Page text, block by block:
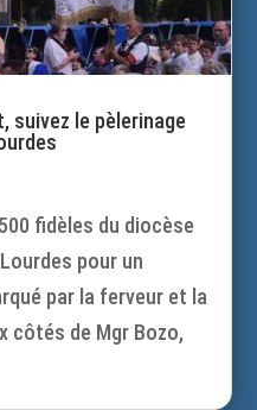
suivez le pèlerinage
fidèles du diocèse
pour un
par la ferveur et la
côtés de Mgr Bozo,